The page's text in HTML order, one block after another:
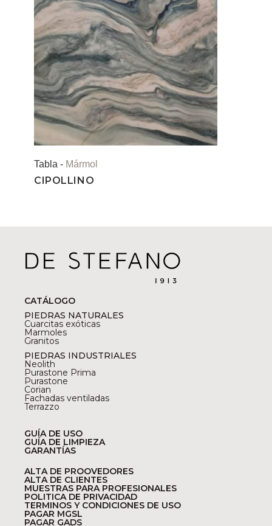
Tabla - Mármol
CIPOLLINO
CATÁLOGO
PIEDRAS NATURALES
Cuarcitas exóticas
Marmoles
Granitos
PIEDRAS INDUSTRIALES
Neolith
Purastone Prima
Purastone
Corian
Fachadas ventiladas
Terrazzo
GUÍA DE USO
GUÍA DE LIMPIEZA
GARANTÍAS
ALTA DE PROOVEDORES
ALTA DE CLIENTES
MUESTRAS PARA PROFESIONALES
POLITICA DE PRIVACIDAD
TERMINOS Y CONDICIONES DE USO
PAGAR MGSL
PAGAR GADS